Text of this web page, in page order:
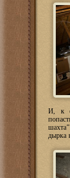
И, к
дырка